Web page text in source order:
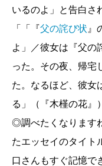
とんぼの本編集室
愛すべき愚かも
本）
本橋信宏『ベスト
本橋信宏／懐かし
書）
【新連載】
会田弘継／「内な
いるのよ」と告白さ
「「『父の詫び状 』
よ」／彼女は『父の
った。その夜、帰宅
た。なるほど、彼女
る」（『木槿の花』
◎調べたくなります
たエッセイのタイト
口さんもすぐ記憶で